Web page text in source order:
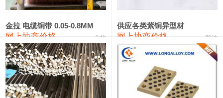
铸造铝合金锭(A380） 26,200—26,400 26,300 100
铝合金ADC12 24,100—24,300 100
铸造铝合金锭(ZL102) 24,100—24,300 24,200
金拉 电缆铜带 0.05-0.8MM
网上协商价格 金拉
供应各类紫铜异型材
网上协商价格 骏达